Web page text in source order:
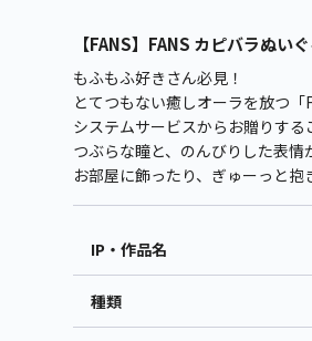
【FANS】FANS カピバラぬい
もふもふ好きさん必見！
とてつもない癒しオーラを放つ
システムサービスからお贈りす
つぶらな瞳と、のんびりした表情
お部屋に飾ったり、ぎゅーっと
IP・作品名
種類